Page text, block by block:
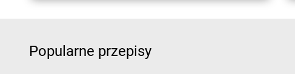
Popularne przepisy